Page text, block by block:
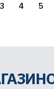
3 4 5